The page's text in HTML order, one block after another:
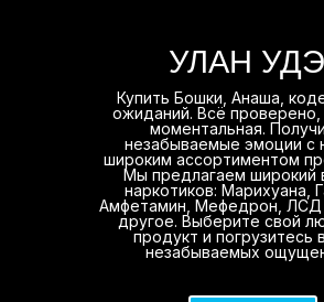
УЛАН УДЭ
Купить Бошки, Анаша,
ожиданий. Всё
моментальная.
незабываемые эмоции с
широким ассортиментом
Мы предлагаем широкий
наркотиков: Марихуана,
Амфетамин, Мефедрон, ЛСД
другое. Выберите свой
продукт и погрузитесь
незабываемых